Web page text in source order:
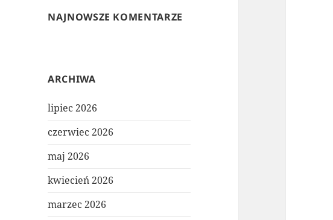
NAJNOWSZE KOMENTARZE
ARCHIWA
lipiec 2026
czerwiec 2026
maj 2026
kwiecień 2026
marzec 2026